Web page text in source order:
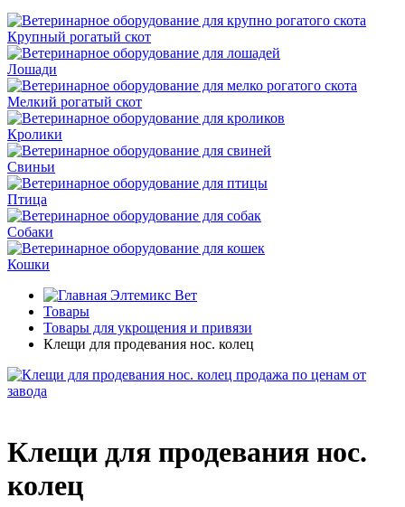
Крупный рогатый скот
Лошади
Мелкий рогатый скот
Кролики
Свиньи
Птица
Собаки
Кошки
Элтемикс Вет
Товары
Товары для укрощения и привязи
Клещи для продевания нос. колец
Клещи для продевания нос.
колец